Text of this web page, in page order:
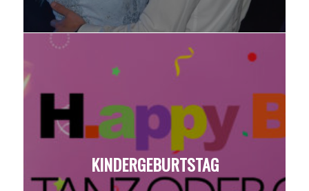
KINDERGEBURTSTAG